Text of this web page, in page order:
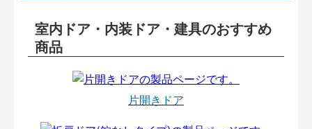
室内ドア・内装ドア・建具のおすすめ
商品
片開きドア